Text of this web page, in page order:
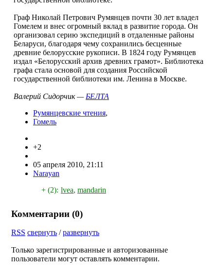
Граф Николай Петрович Румянцев почти 30 лет владел
Гомелем и внес огромный вклад в развитие города. Он
организовал серию экспедиций в отдаленные районы
Беларуси, благодаря чему сохранились бесценные
древние белорусские рукописи. В 1824 году Румянцев
издал «Белорусский архив древних грамот». Библиотека
графа стала основой для создания Российской
государственной библиотеки им. Ленина в Москве.
Валерий Сидорчик — БЕЛТА
Румянцевские чтения,
Гомель
+2
05 апреля 2010, 21:11
Narayan
+ (2): lvea, mandarin
Комментарии (0)
RSS свернуть /развернуть
Только зарегистрированные и авторизованные
пользователи могут оставлять комментарии.